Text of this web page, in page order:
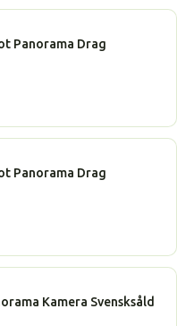
Panorama Drag
Panorama Drag
Kamera Svensksåld